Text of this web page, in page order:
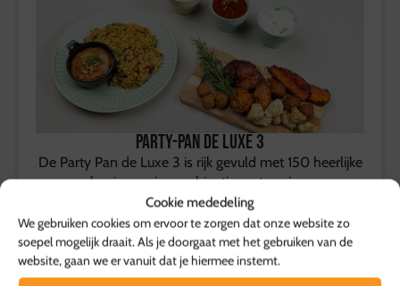
Cookie mededeling
We gebruiken cookies om ervoor te zorgen dat onze website zo
soepel mogelijk draait. Als je doorgaat met het gebruiken van de
website, gaan we er vanuit dat je hiermee instemt.
Party-Pan de Luxe 3
De Party Pan de Luxe 3 is rijk gevuld met 150 heerlijke
warme hapjes, nu in combinatie met nasi goreng en
satésaus voor een complete en smaakvolle maaltijd.